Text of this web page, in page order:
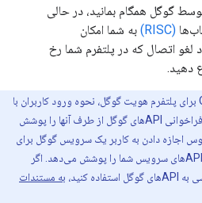
گوگل همگام بمانید، در حالی
(RISC)
به شما امکان
لغو اتصال که در پلتفرم شما رخ
دهید.
بیشتر مستندات OAuth 2.0 برای پلتفرم هویت گوگل، نحوه ورود کاربران با
حساب‌های گوگل و دریافت مجوز برای فراخوانی APIهای گوگل از طرف آنها را پوشش
اجازه دادن به کاربر یک سرویس گوگل برای
احراز هویت با پلتفرم شما و فراخوانی APIهای سرویس شما را پوشش می‌دهد. اگر
به مستندات